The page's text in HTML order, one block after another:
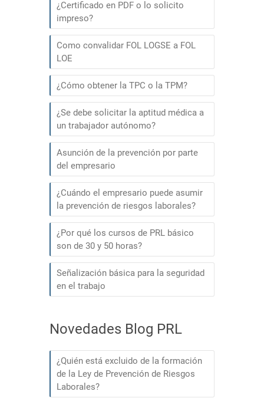
¿Certificado en PDF o lo solicito
impreso?
Como convalidar FOL LOGSE a FOL
LOE
¿Cómo obtener la TPC o la TPM?
¿Se debe solicitar la aptitud médica a
un trabajador autónomo?
Asunción de la prevención por parte
del empresario
¿Cuándo el empresario puede asumir
la prevención de riesgos laborales?
¿Por qué los cursos de PRL básico
son de 30 y 50 horas?
Señalización básica para la seguridad
en el trabajo
Novedades Blog PRL
¿Quién está excluido de la formación
de la Ley de Prevención de Riesgos
Laborales?